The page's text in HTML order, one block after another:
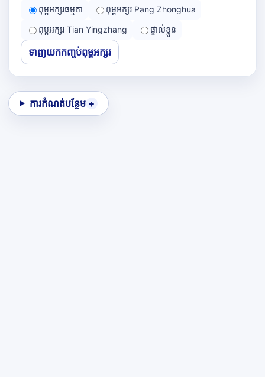
ពុម្ពអក្សរធម្មតា
ពុម្ពអក្សរ Pang Zhonghua
ពុម្ពអក្សរ Tian Yingzhang
ផ្ទាល់ខ្លួន
ទាញយកកញ្ចប់ពុម្ពអក្សរ
ការកំណត់បន្ថែម